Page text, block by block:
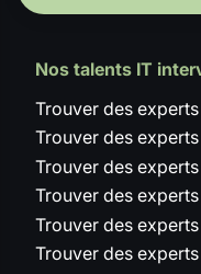
Nos talents IT
Trouver des experts
Trouver des
Trouver des
Trouver des
Trouver des
Trouver des